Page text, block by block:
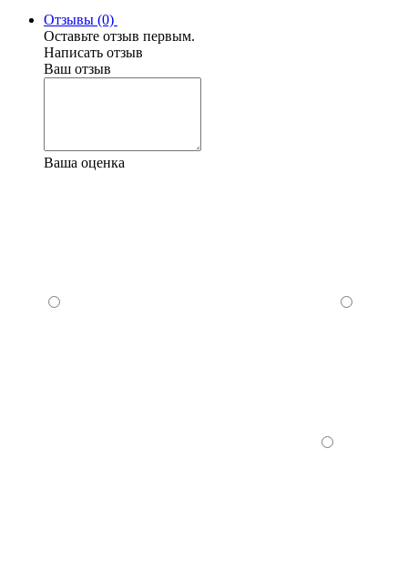
Отзывы (0)
Оставьте отзыв первым.
Написать отзыв
Ваш отзыв
Ваша оценка